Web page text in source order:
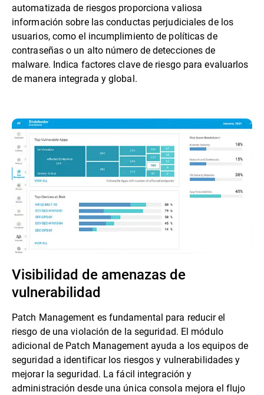
automatizada de riesgos proporciona valiosa
información sobre las conductas perjudiciales de los
usuarios, como el incumplimiento de políticas de
contraseñas o un alto número de detecciones de
malware. Indica factores clave de riesgo para evaluarlos
de manera integrada y global.
Visibilidad de amenazas de
vulnerabilidad
Patch Management es fundamental para reducir el
riesgo de una violación de la seguridad. El módulo
adicional de Patch Management ayuda a los equipos de
seguridad a identificar los riesgos y vulnerabilidades y
mejorar la seguridad. La fácil integración y
administración desde una única consola mejora el flujo